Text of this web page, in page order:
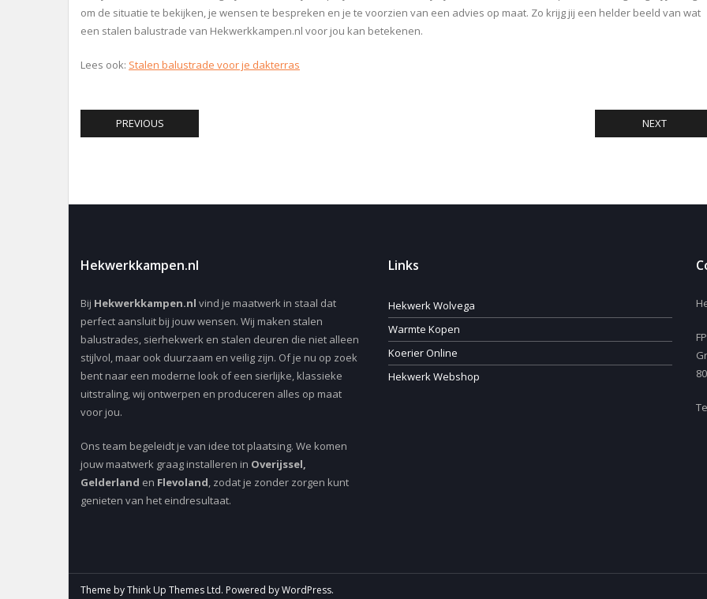
om de situatie te bekijken, je wensen te bespreken en je te voorzien van een advies op maat. Zo krijg jij een helder beeld van wat
een stalen balustrade van Hekwerkkampen.nl voor jou kan betekenen.
Lees ook: Stalen balustrade voor je dakterras
PREVIOUS NEXT
Hekwerkkampen.nl
Bij Hekwerkkampen.nl vind je maatwerk in staal dat
perfect aansluit bij jouw wensen. Wij maken stalen
balustrades, sierhekwerk en stalen deuren die niet alleen
stijlvol, maar ook duurzaam en veilig zijn. Of je nu op zoek
bent naar een moderne look of een sierlijke, klassieke
uitstraling, wij ontwerpen en produceren alles op maat
voor jou.
Ons team begeleidt je van idee tot plaatsing. We komen
jouw maatwerk graag installeren in Overijssel,
Gelderland en Flevoland, zodat je zonder zorgen kunt
genieten van het eindresultaat.
Links
Hekwerk Wolvega
Warmte Kopen
Koerier Online
Hekwerk Webshop
Theme byThink Up Themes Ltd. Powered byWordPress.